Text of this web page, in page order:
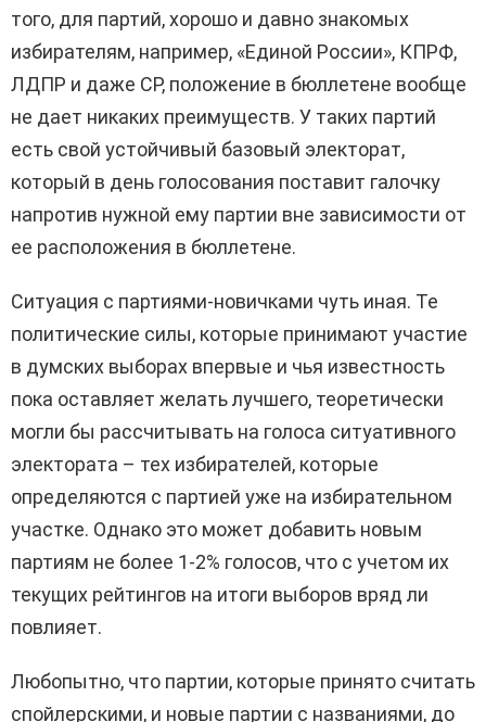
того, для партий, хорошо и давно знакомых
избирателям, например, «Единой России», КПРФ,
ЛДПР и даже СР, положение в бюллетене вообще
не дает никаких преимуществ. У таких партий
есть свой устойчивый базовый электорат,
который в день голосования поставит галочку
напротив нужной ему партии вне зависимости от
ее расположения в бюллетене.
Ситуация с партиями-новичками чуть иная. Те
политические силы, которые принимают участие
в думских выборах впервые и чья известность
пока оставляет желать лучшего, теоретически
могли бы рассчитывать на голоса ситуативного
электората – тех избирателей, которые
определяются с партией уже на избирательном
участке. Однако это может добавить новым
партиям не более 1-2% голосов, что с учетом их
текущих рейтингов на итоги выборов вряд ли
повлияет.
Любопытно, что партии, которые принято считать
спойлерскими, и новые партии с названиями, до